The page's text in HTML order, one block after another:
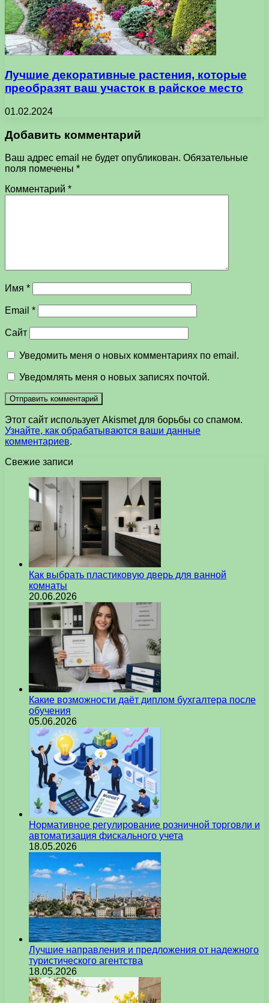
Лучшие декоративные растения, которые
преобразят ваш участок в райское место
01.02.2024
Добавить комментарий
Ваш адрес email не будет опубликован. Обязательные
поля помечены *
Комментарий *
Имя *
Email *
Сайт
Уведомить меня о новых комментариях по email.
Уведомлять меня о новых записях почтой.
Этот сайт использует Akismet для борьбы со спамом.
Узнайте, как обрабатываются ваши данные
комментариев.
Свежие записи
Как выбрать пластиковую дверь для ванной
комнаты
20.06.2026
Какие возможности даёт диплом бухгалтера после
обучения
05.06.2026
Нормативное регулирование розничной торговли и
автоматизация фискального учета
18.05.2026
Лучшие направления и предложения от надежного
туристического агентства
18.05.2026